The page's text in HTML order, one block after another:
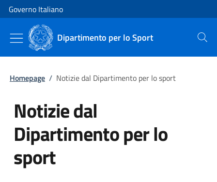
Vai al contenuto
Vai alla navigazione del sito
Governo Italiano
Dipartimento per lo Sport Cerca
Homepage / Notizie dal Dipartimento per lo sport
Notizie dal
Dipartimento per lo
sport